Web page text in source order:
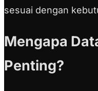
sesuai dengan
Mengapa
Penting?